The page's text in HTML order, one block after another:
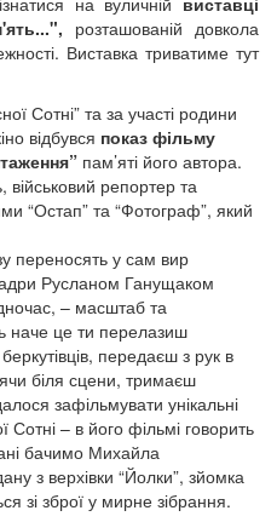
розташованій довкола
Виставка триватиме тут
Сотні” та за участі родини
відбувся показ фільму
пам’яті його автора.
репортер та
“Остап” та “Фотограф”, який
переносять у сам вир
Русланом Ганущаком
– масштаб та
наче це ти перелазиш
передаєш з рук в
біля сцени, тримаєш
зафільмувати унікальні
Сотні – в його фільмі говорить
бачимо Михайла
з верхівки “Йолки”, зйомка
зі зброї у мирне зібрання.